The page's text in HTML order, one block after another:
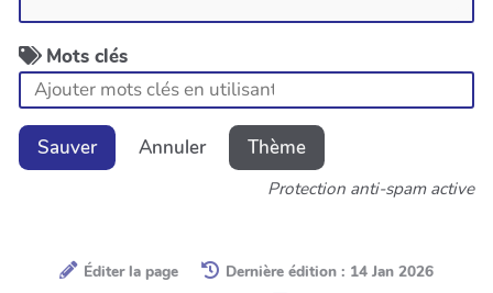
Mots clés
Sauver Annuler Thème
Protection anti-spam active
Éditer la page
Dernière édition : 14 Jan 2026